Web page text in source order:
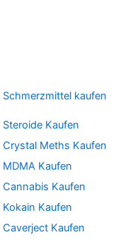
Schmerzmittel kaufen
Steroide Kaufen
Crystal Meths Kaufen
MDMA Kaufen
Cannabis Kaufen
Kokain Kaufen
Caverject Kaufen